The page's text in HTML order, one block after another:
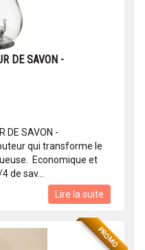
DE SAVON -
DE SAVON -
qui transforme le
Economique et
de sav...
Lire la suite
PROMO